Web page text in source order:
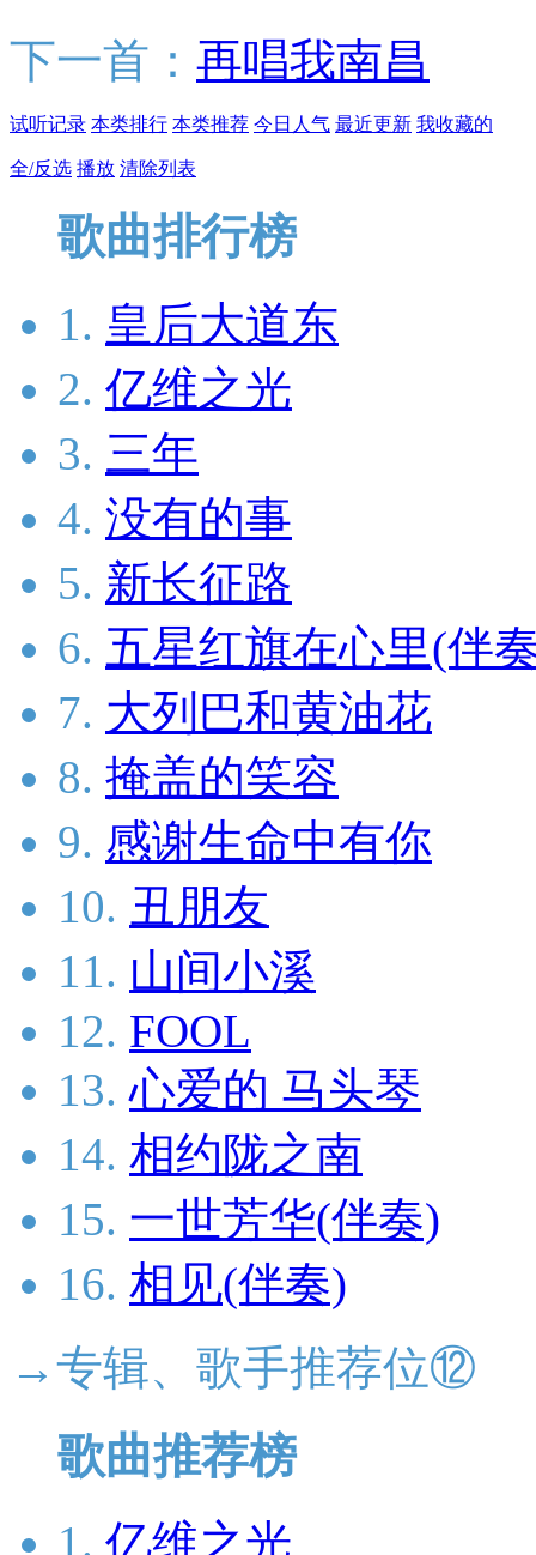
下一首： 再唱我南昌
试听记录 本类排行 本类推荐 今日人气 最近更新 我收藏的
全/反选 播放 清除列表
歌曲排行榜
1. 皇后大道东
2. 亿维之光
3. 三年
4. 没有的事
5. 新长征路
6. 五星红旗在心里(伴
7. 大列巴和黄油花
8. 掩盖的笑容
9. 感谢生命中有你
10. 丑朋友
11. 山间小溪
12. FOOL
13. 心爱的 马头琴
14. 相约陇之南
15. 一世芳华(伴奏)
16. 相见(伴奏)
→专辑、歌手推荐位⑫
歌曲推荐榜
1. 亿维之光